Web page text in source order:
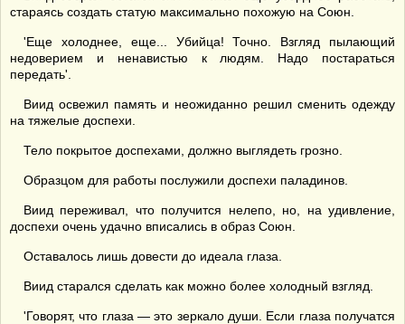
стараясь создать статую максимально похожую на Союн.
'Еще холоднее, еще... Убийца! Точно. Взгляд пылающий
недоверием и ненавистью к людям. Надо постараться
передать'.
Виид освежил память и неожиданно решил сменить одежду
на тяжелые доспехи.
Тело покрытое доспехами, должно выглядеть грозно.
Образцом для работы послужили доспехи паладинов.
Виид переживал, что получится нелепо, но, на удивление,
доспехи очень удачно вписались в образ Союн.
Оставалось лишь довести до идеала глаза.
Виид старался сделать как можно более холодный взгляд.
'Говорят, что глаза — это зеркало души. Если глаза получатся